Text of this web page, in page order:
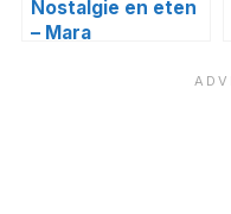
Nostalgie en eten
– Mara